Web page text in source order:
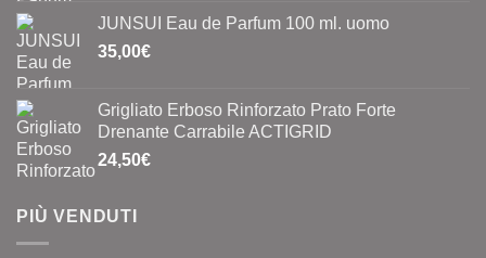
prodotto
JUNSUI Eau de Parfum 100 ml. uomo
35,00€
Grigliato Erboso Rinforzato Prato Forte
Drenante Carrabile ACTIGRID
24,50€
PIÙ VENDUTI